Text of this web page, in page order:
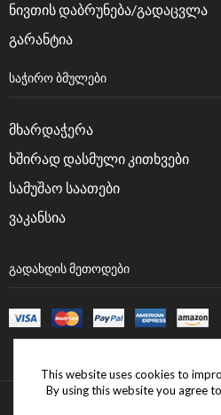
ნივთის დაბრუნება/გადაცვლა
გარანტია
ᲡᲐᲭᲘᲠᲝ ᲑᲛᲣᲚᲔᲑᲘ
მხარდაჭერა
ხშირად დასმული კითხვები
სამუშაო საათები
ვაკანსია
ᲒᲐᲓᲐᲮᲓᲘᲡ ᲛᲔᲗᲝᲓᲔᲑᲘ
This website uses cookies to
By using this website you agree